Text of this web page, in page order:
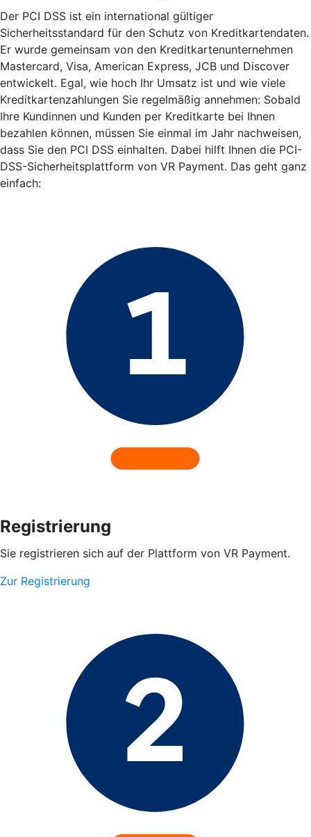
Der PCI DSS ist ein international gültiger
Sicherheitsstandard für den Schutz von Kreditkartendaten.
Er wurde gemeinsam von den Kreditkartenunternehmen
Mastercard, Visa, American Express, JCB und Discover
entwickelt. Egal, wie hoch Ihr Umsatz ist und wie viele
Kreditkartenzahlungen Sie regelmäßig annehmen: Sobald
Ihre Kundinnen und Kunden per Kreditkarte bei Ihnen
bezahlen können, müssen Sie einmal im Jahr nachweisen,
dass Sie den PCI DSS einhalten. Dabei hilft Ihnen die PCI-
DSS-Sicherheitsplattform von VR Payment. Das geht ganz
einfach:
Registrierung
Sie registrieren sich auf der Plattform von VR Payment.
Zur Registrierung